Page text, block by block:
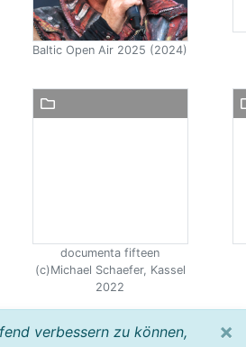
Baltic Open Air 2025 (2024)
documenta fifteen
(c)Michael Schaefer, Kassel
2022
verbessern zu können,
×